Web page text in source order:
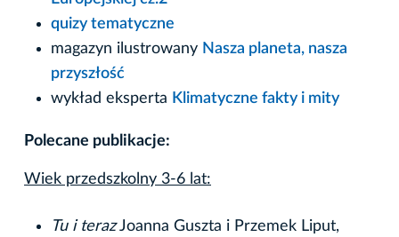
quizy tematyczne
magazyn ilustrowany Nasza planeta, nasza
przyszłość
wykład eksperta Klimatyczne fakty i mity
Polecane publikacje:
Wiek przedszkolny 3-6 lat:
Tu i terazJoanna Guszta i Przemek Liput,